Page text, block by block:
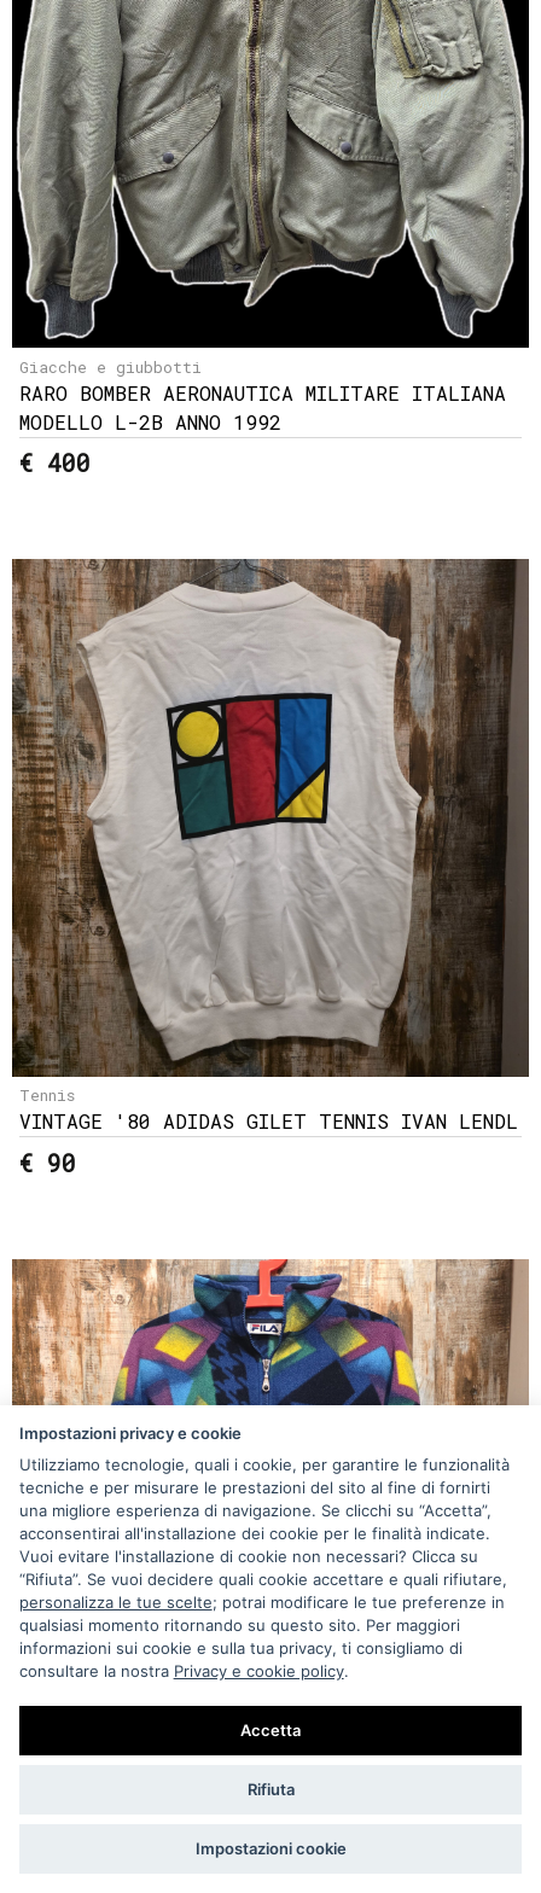
Giacche e giubbotti
RARO BOMBER AERONAUTICA MILITARE ITALIANA
MODELLO L-2B ANNO 1992
€ 400
Tennis
VINTAGE '80 ADIDAS GILET TENNIS IVAN LENDL
€ 90
Impostazioni privacy e cookie
Utilizziamo tecnologie, quali i cookie, per garantire le funzionalità
tecniche e per misurare le prestazioni del sito al fine di fornirti
una migliore esperienza di navigazione. Se clicchi su “Accetta”,
acconsentirai all'installazione dei cookie per le finalità indicate.
Vuoi evitare l'installazione di cookie non necessari? Clicca su
“Rifiuta”. Se vuoi decidere quali cookie accettare e quali rifiutare,
personalizza le tue scelte; potrai modificare le tue preferenze in
qualsiasi momento ritornando su questo sito. Per maggiori
informazioni sui cookie e sulla tua privacy, ti consigliamo di
consultare la nostra Privacy e cookie policy.
Accetta
Rifiuta
Impostazioni cookie